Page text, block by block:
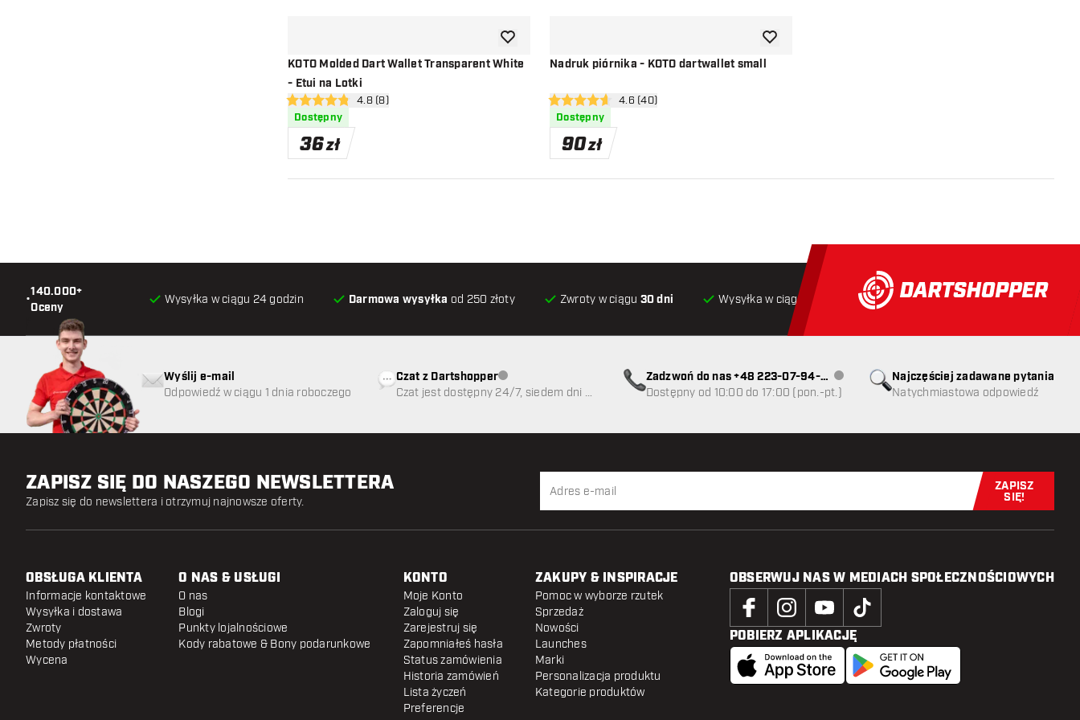
KOTO Molded Dart Wallet Transparent White
- Etui na Lotki
otwórz panel recenzji
4.8 gwiazdki oceny
4.8 (8)
Dostępny
36zł
dodaj do listy życzeń
Nadruk piórnika - KOTO dartwallet small
otwórz panel recenzji
4.6 gwiazdki oceny4.6 (40)
Dostępny
90zł
dodaj do listy życzeń
•
140.000+
Oceny
Wysyłka w ciągu 24 godzin Darmowa wysyłka od 250 złoty Zwroty w ciągu 30 dni Wysyłka w ciągu 24 godzin Darmowa wysyłka od 250 złoty
Najczęściej zadawane pytania
Natychmiastowa odpowiedź
Wyślij e-mail
Odpowiedź w ciągu 1 dnia roboczego
Czat z DartshopperObsługa klienta niedostępna
Czat jest dostępny 24/7, siedem dni w
Zadzwoń do nas +48 223-07-94-
89
Obsługa klienta niedostępna
Dostępny od 10:00 do 17:00 (pon.-pt.)
ZAPISZ SIĘ DO NASZEGO NEWSLETTERA
Zapisz się do newslettera i otrzymuj najnowsze oferty.
Zapisz się
ZAPISZ
SIĘ!
OBSŁUGA KLIENTA
Informacje kontaktowe
Wysyłka i dostawa
Zwroty
Metody płatności
Wycena
O NAS & USŁUGI
O nas
Blogi
Punkty lojalnościowe
Kody rabatowe & Bony podarunkowe
KONTO
Moje Konto
Zaloguj się
Zarejestruj się
Zapomniałeś hasła
Status zamówienia
Historia zamówień
Lista życzeń
Preferencje
ZAKUPY & INSPIRACJE
Pomoc w wyborze rzutek
Sprzedaż
Nowości
Launches
Marki
Personalizacja produktu
Kategorie produktów
OBSERWUJ NAS W MEDIACH SPOŁECZNOŚCIOWYCH
POBIERZ APLIKACJĘ